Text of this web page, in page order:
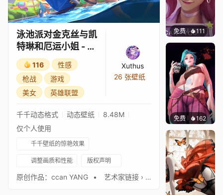
泳池派对金克丝与凯
特琳和厄运小姐 - 英
雄联盟
116
性感
枪战
游戏
美女
英雄联盟
Xuthus
26 张壁纸
千千动态格式 动态壁纸
8.48M
仅个人使用
千千壁纸的惊艳效果
调整画质和性能 版权声明
原创作品：ccan YANG⠀• ⠀艺术家链接 › ᴀʀᴛsᴛᴀᴛɪᴏɴ⠀[sonnyyang.artstation.com] ♫ TheFatRat - Electrified ✨ 查看我的工作坊，获取更多精彩壁纸！✨
免费 111
免费 162